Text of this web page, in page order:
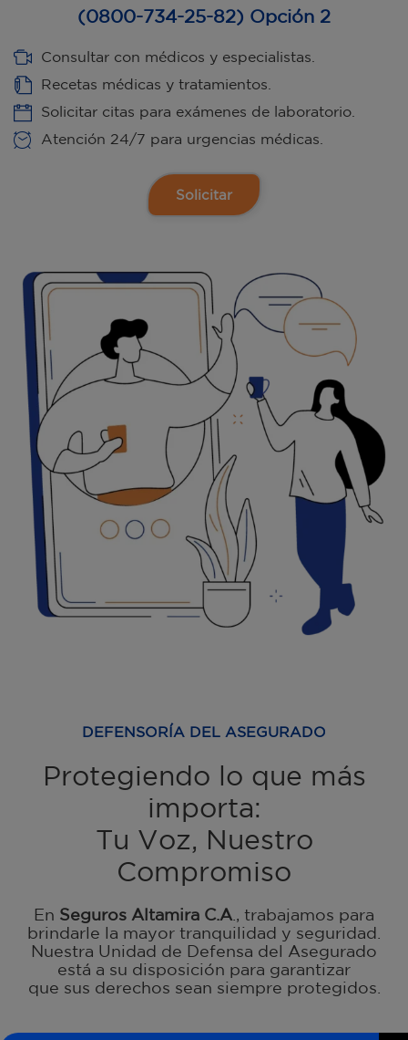
(0800-734-25-82) Opción 2
Consultar con médicos y especialistas.
Recetas médicas y tratamientos.
Solicitar citas para exámenes de laboratorio.
Atención 24/7 para urgencias médicas.
Solicitar
DEFENSORÍA DEL ASEGURADO
Protegiendo lo que más
importa:
Tu Voz, Nuestro
Compromiso
En Seguros Altamira C.A ., trabajamos para
brindarle la mayor tranquilidad y seguridad.
Nuestra Unidad de Defensa del Asegurado
está a su disposición para garantizar
que sus derechos sean siempre protegidos.